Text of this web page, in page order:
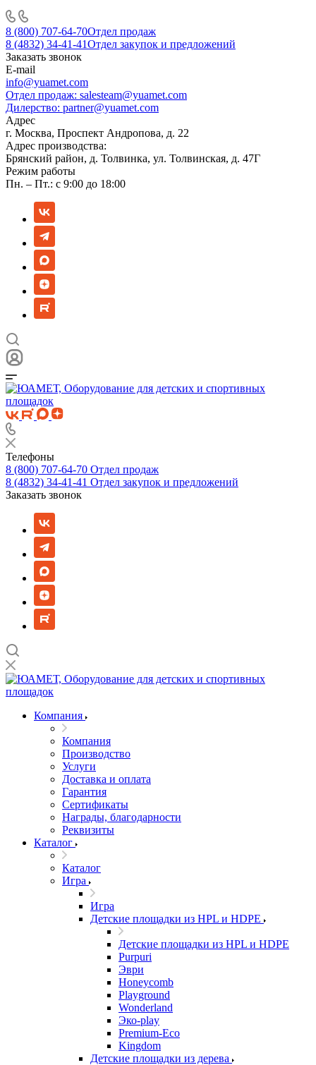
8 (800) 707-64-70Отдел продаж
8 (4832) 34-41-41Отдел закупок и предложений
Заказать звонок
E-mail
info@yuamet.com
Отдел продаж: salesteam@yuamet.com
Дилерство: partner@yuamet.com
Адрес
г. Москва, Проспект Андропова, д. 22
Адрес производства:
Брянский район, д. Толвинка, ул. Толвинская, д. 47Г
Режим работы
Пн. – Пт.: с 9:00 до 18:00
Телефоны
8 (800) 707-64-70 Отдел продаж
8 (4832) 34-41-41 Отдел закупок и предложений
Заказать звонок
Компания
Компания
Производство
Услуги
Доставка и оплата
Гарантия
Сертификаты
Награды, благодарности
Реквизиты
Каталог
Каталог
Игра
Игра
Детские площадки из HPL и HDPE
Детские площадки из HPL и HDPE
Purpuri
Эври
Honeycomb
Playground
Wonderland
Эко-play
Premium-Eco
Kingdom
Детские площадки из дерева